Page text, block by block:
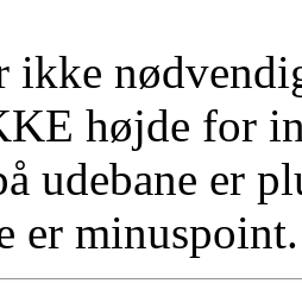
ikke
højde for
udebane er
er minuspoint.